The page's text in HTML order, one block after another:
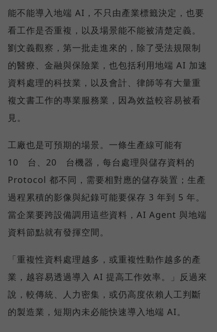
能不能導入地端 AI，不只由產業標籤決定，也要
看工作是否重複，以及場景能不能被清楚定義。
劉文義觀察，第一批走進來的，除了受法規限制
的醫療、金融與保險業，也包括利用地端 AI 加速
資料處理的科技業，以及會計、律師等有大量重
複文書工作的專業服務業，因為效益較容易被看
見。
工廠也是可預期的場景。一條生產線可能有
10 台、20 台機器，每台處理與儲存資料的
Protocol 都不同，需要相對應的儲存裝置；生產
過程累積的影像與紀錄可能要保存 3 年到 5 年。
當企業要跨設備調用這些資料，AI Agent 與地端
資料節點就有發揮空間。
「重複性資料處理越多，或重複性動作越多的產
業，越容易透過導入 AI 提高工作效率。」反過來
說，較傳統、人力密集，或仍高度依賴人工判斷
的製造業，短期內未必能快速導入地端 AI。